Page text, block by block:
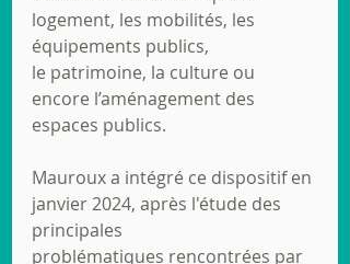
logement, les mobilités, les
équipements publics,
le patrimoine, la culture ou
encore l’aménagement des
espaces publics.
Mauroux a intégré ce dispositif en
janvier 2024, après l'étude des
principales
problématiques rencontrées par